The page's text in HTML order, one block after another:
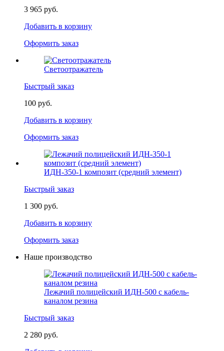
3 965 руб.
Добавить в корзину
Оформить заказ
Светоотражатель
Быстрый заказ
100 руб.
Добавить в корзину
Оформить заказ
ИДН-350-1 композит (средний элемент)
Быстрый заказ
1 300 руб.
Добавить в корзину
Оформить заказ
Наше производство
Лежачий полицейский ИДН-500 с кабель-
каналом резина
Быстрый заказ
2 280 руб.